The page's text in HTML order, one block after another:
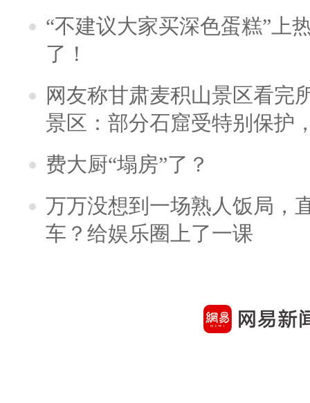
“不建议大家买深色蛋糕”上
了！
网友称甘肃麦积山景区看完
景区：部分石窟受特别保护
费大厨“塌房”了？
万万没想到一场熟人饭局，
车？给娱乐圈上了一课